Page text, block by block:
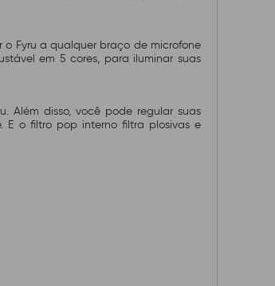
Fyru a qualquer braço de microfone
em 5 cores, para iluminar suas
Além disso, você pode regular suas
E o filtro pop interno filtra plosivas e